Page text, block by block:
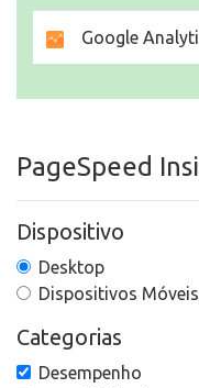
Google
PageSpeed
Dispositivo
Desktop
Dispositivos Móveis
Categorias
Desempenho